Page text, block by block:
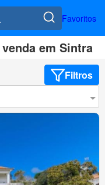
Favoritos
em Sintra
Filtros